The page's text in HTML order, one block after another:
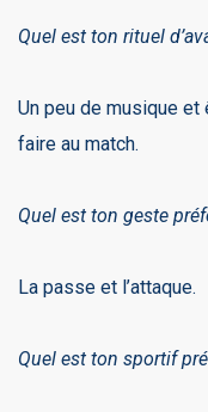
Quel est ton rituel
Un peu de musique
faire au match.
Quel est ton geste
La passe et l’attaque.
Quel est ton sportif